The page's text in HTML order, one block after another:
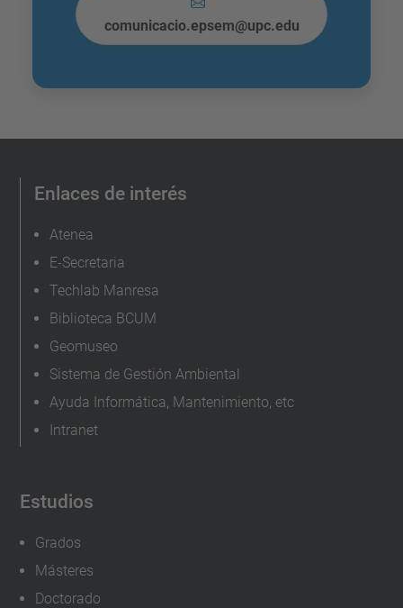
comunicacio.epsem@upc.edu
Estudios
Grados
Másteres
Doctorado
Enlaces de interés
Atenea
E-Secretaria
Techlab Manresa
Biblioteca BCUM
Geomuseo
Sistema de Gestión Ambiental
Ayuda Informática, Mantenimiento, etc
Intranet